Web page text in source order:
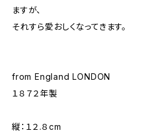
ますが、
それすら愛おしくなってきます。
from England LONDON
１８７２年製
縦：１２.８cm